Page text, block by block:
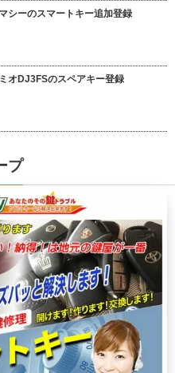
シーのスマートキー追加登録
オDJ3FSのスペアキー登録
プ